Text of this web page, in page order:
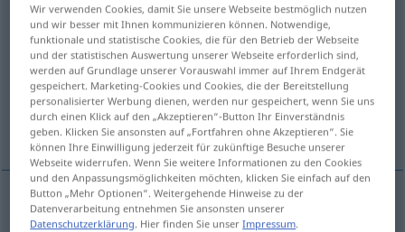
zünftig [ˈtsʏnftɪç]adj
Übersicht aller Übersetzungen
(Für mehr Details die Übersetzung anklicken/antippen)
bien, très typique, adéquat, tout à fait
approprié
bien, trèstypique zünftig Lokal
Wir verwenden Cookies, damit Sie unsere Webseite bestmöglich nutzen
und wir besser mit Ihnen kommunizieren können. Notwendige,
funktionale und statistische Cookies, die für den Betrieb der Webseite
und der statistischen Auswertung unserer Webseite erforderlich sind,
werden auf Grundlage unserer Vorauswahl immer auf Ihrem Endgerät
gespeichert. Marketing-Cookies und Cookies, die der Bereitstellung
personalisierter Werbung dienen, werden nur gespeichert, wenn Sie uns
durch einen Klick auf den „Akzeptieren“-Button Ihr Einverständnis
geben. Klicken Sie ansonsten auf „Fortfahren ohne Akzeptieren“. Sie
können Ihre Einwilligung jederzeit für zukünftige Besuche unserer
Webseite widerrufen. Wenn Sie weitere Informationen zu den Cookies
und den Anpassungsmöglichkeiten möchten, klicken Sie einfach auf den
Button „Mehr Optionen“. Weitergehende Hinweise zu der
Datenverarbeitung entnehmen Sie ansonsten unserer
Datenschutzerklärung. Hier finden Sie unserImpressum.